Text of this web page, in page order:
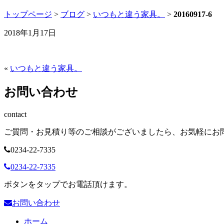
トップページ > ブログ > いつもと違う家具。 > 20160917-6
2018年1月17日
« いつもと違う家具。
お問い合わせ
contact
ご質問・お見積り等のご相談がございましたら、お気軽にお
0234-22-7335
0234-22-7335
ボタンをタップでお電話頂けます。
お問い合わせ
ホーム